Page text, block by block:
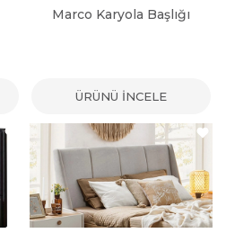
Marco Karyola Başlığı
ÜRÜNÜ İNCELE